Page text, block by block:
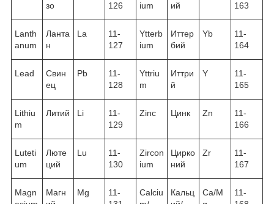
зо
126
ium
ий
163
Lanth
anum
Ланта
н
La
11-
127
Ytterb
ium
Иттер
бий
Yb
11-
164
Lead
Свин
ец
Pb
11-
128
Yttriu
m
Иттри
й
Y
11-
165
Lithiu
m
Литий Li
11-
129
Zinc Цинк Zn
11-
166
Luteti
um
Люте
ций
Lu
11-
130
Zircon
ium
Цирко
ний
Zr
11-
167
Magn
Магн
Mg
11-
Calciu
Кальц
Ca/M
11-